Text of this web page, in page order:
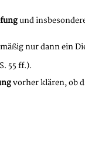
und
nur dann ein
55 ff.).
vorher klären, ob